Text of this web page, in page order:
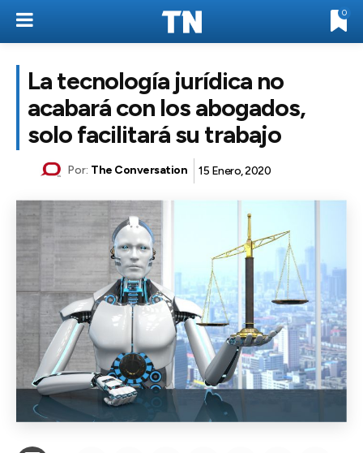
0
La tecnología jurídica no
acabará con los abogados,
solo facilitará su trabajo
Por: The Conversation 15 Enero, 2020